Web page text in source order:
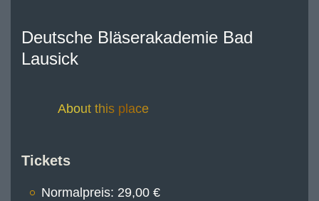
Deutsche Bläserakademie Bad
Lausick
About this place
Tickets
Normalpreis: 29,00 €